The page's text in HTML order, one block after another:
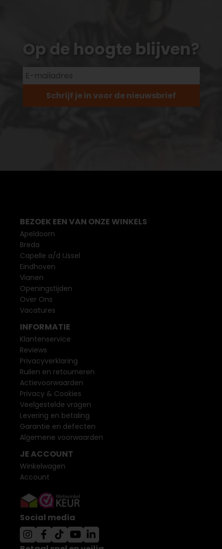
Op de hoogte blijven?
Schrijf je in voor de nieuwsbrief
BEZOEK EEN VAN ONZE WINKELS
Apeldoorn
Breda
Capelle a/d IJssel
Eindhoven
Vianen
Openingstijden
Over Ons
Vacatures
INFORMATIE
Klantenservice
Reviews
Privacyverklaring
Ruilen en retourneren
Actievoorwaarden
Privacy & Cookies
Veelgestelde vragen
Levering en betaling
Garantie en defecten
Algemene voorwaarden
JE ACCOUNT
Winkelwagen
Account
Social media